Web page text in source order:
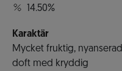
14.50%
Karaktär
Mycket fruktig, nyanserad
doft med kryddig